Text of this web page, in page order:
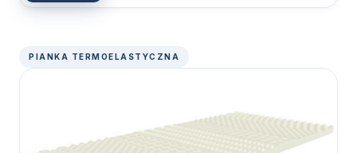
PIANKA TERMOELASTYCZNA